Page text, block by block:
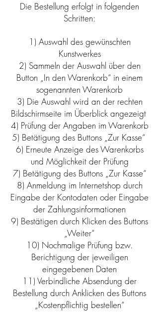
Die Bestellung erfolgt in folgenden
Schritten:
1) Auswahl des gewünschten
Kunstwerkes
2) Sammeln der Auswahl über den
Button „In den Warenkorb“ in einem
sogenannten Warenkorb
3) Die Auswahl wird an der rechten
Bildschirmseite im Überblick angezeigt
4) Prüfung der Angaben im Warenkorb
5) Betätigung des Buttons „Zur Kasse“
6) Erneute Anzeige des Warenkorbs
und Möglichkeit der Prüfung
7) Betätigung des Buttons „Zur Kasse“
8) Anmeldung im Internetshop durch
Eingabe der Kontodaten oder Eingabe
der Zahlungsinformationen
9) Bestätigen durch Klicken des Buttons
„Weiter“
10) Nochmalige Prüfung bzw.
Berichtigung der jeweiligen
eingegebenen Daten
11) Verbindliche Absendung der
Bestellung durch Anklicken des Buttons
„Kostenpflichtig bestellen“